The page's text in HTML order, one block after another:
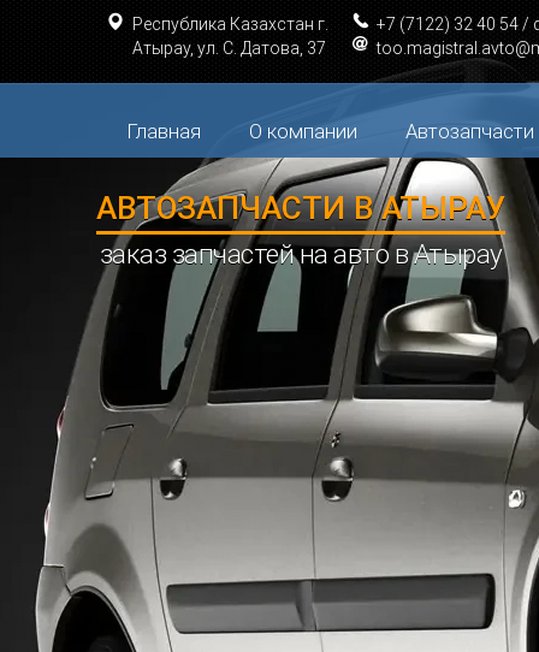
Республика Казахстан г.
Атырау, ул. С. Датова, 37
+7 (7122) 32 40 54 /
Главная О компании Автозапчасти
АВТОЗАПЧАСТИ В АТЫРАУ
заказ запчастей на авто в Атырау
loading="lazy"loading="lazy" loading="lazy"